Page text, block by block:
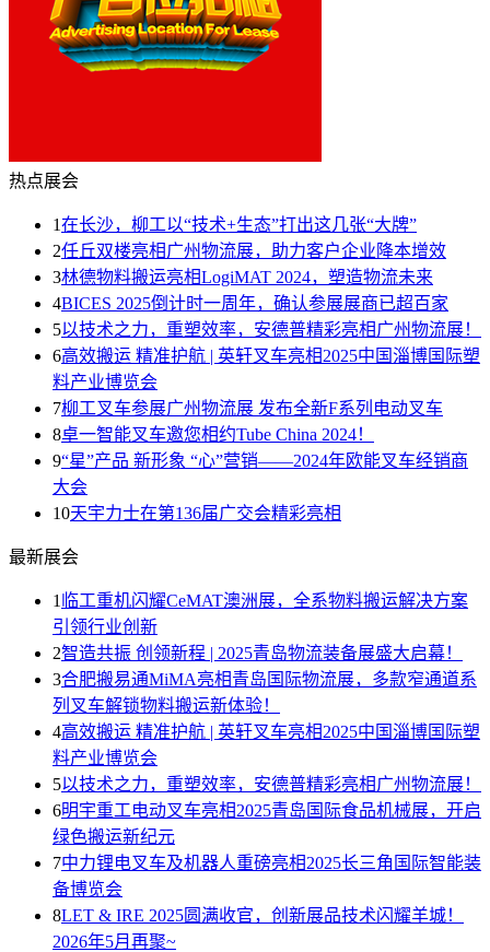
热点展会
1在长沙，柳工以“技术+生态”打出这几张“大牌”
2任丘双楼亮相广州物流展，助力客户企业降本增效
3林德物料搬运亮相LogiMAT 2024，塑造物流未来
4BICES 2025倒计时一周年，确认参展展商已超百家
5以技术之力，重塑效率，安德普精彩亮相广州物流展！
6高效搬运 精准护航 | 英轩叉车亮相2025中国淄博国际塑
料产业博览会
7柳工叉车参展广州物流展 发布全新F系列电动叉车
8卓一智能叉车邀您相约Tube China 2024！
9“星”产品 新形象 “心”营销——2024年欧能叉车经销商
大会
10天宇力士在第136届广交会精彩亮相
最新展会
1 临工重机闪耀CeMAT澳洲展，全系物料搬运解决方案
引领行业创新
2智造共振 创领新程 | 2025青岛物流装备展盛大启幕！
3合肥搬易通MiMA亮相青岛国际物流展，多款窄通道系
列叉车解锁物料搬运新体验！
4高效搬运 精准护航 | 英轩叉车亮相2025中国淄博国际塑
料产业博览会
5以技术之力，重塑效率，安德普精彩亮相广州物流展！
6明宇重工电动叉车亮相2025青岛国际食品机械展，开启
绿色搬运新纪元
7中力锂电叉车及机器人重磅亮相2025长三角国际智能装
备博览会
8LET & IRE 2025圆满收官，创新展品技术闪耀羊城！
2026年5月再聚~